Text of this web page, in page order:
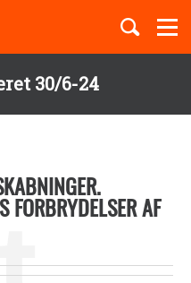
30/6-24
Børnebøger
FORBRYDELSER AF